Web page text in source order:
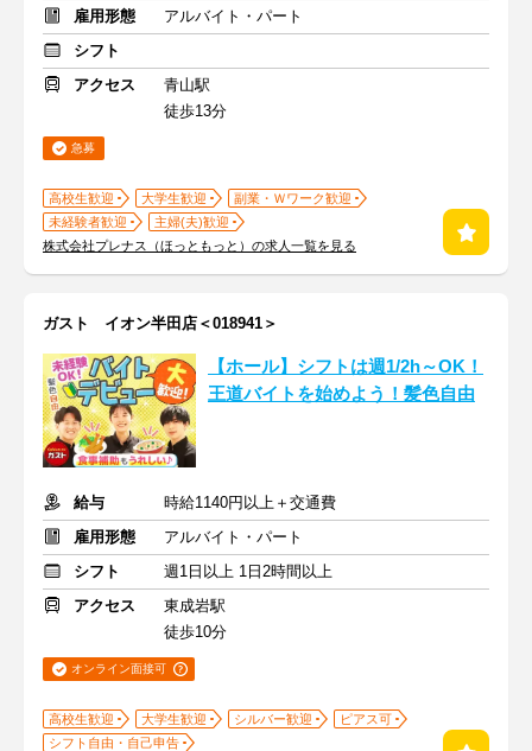
雇用形態
アルバイト・パート
シフト
アクセス
青山駅
徒歩13分
急募
高校生歓迎 大学生歓迎
副業・Ｗワーク歓迎
未経験者歓迎
主婦(夫)歓迎
株式会社プレナス（ほっともっと）の求人一覧を見る
ガスト イオン半田店＜018941＞
【ホール】シフトは週1/2h～OK！
王道バイトを始めよう！髪色自由
給与
時給1140円以上＋交通費
雇用形態
アルバイト・パート
シフト
週1日以上 1日2時間以上
アクセス
東成岩駅
徒歩10分
オンライン面接可
高校生歓迎 大学生歓迎 シルバー歓迎
ピアス可
シフト自由・自己申告